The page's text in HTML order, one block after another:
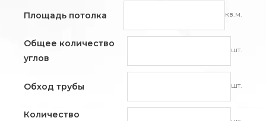
Площадь потолка кв.м.
Общее количество
углов
шт.
Обход трубы шт.
Количество